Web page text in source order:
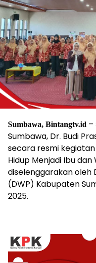
Sumbawa, Bintangtv.id –
Sumbawa, Dr. Budi
secara resmi
Hidup Menjadi Ibu
diselenggarakan oleh
(DWP) Kabupaten
2025.